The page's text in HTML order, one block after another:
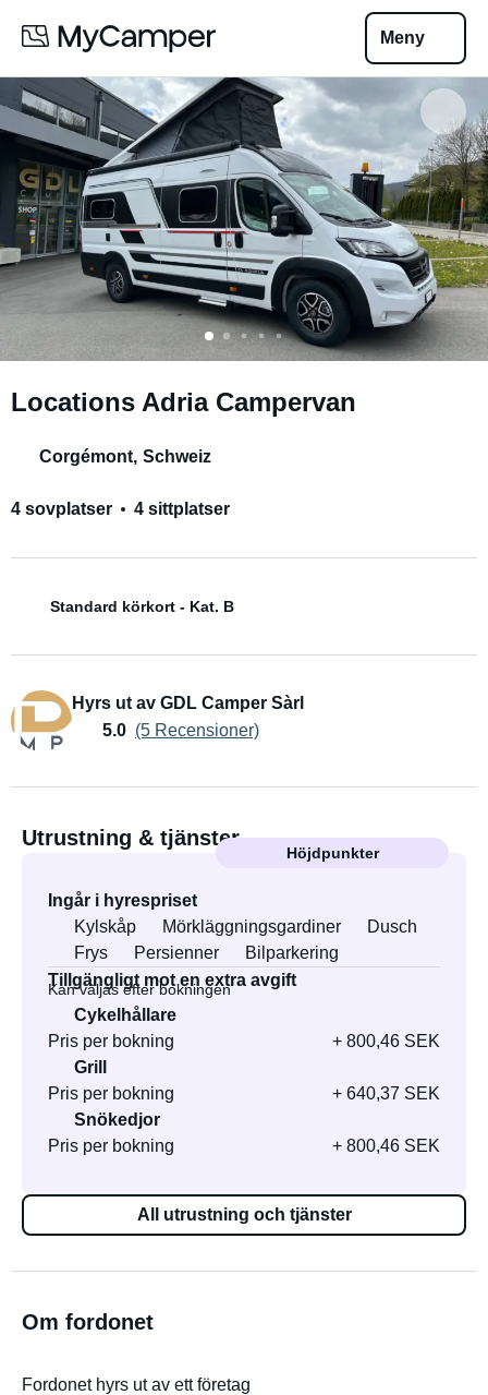
Meny
Locations Adria Campervan
Corgémont, Schweiz
4 sovplatser 4 sittplatser
Standard körkort - Kat. B
Hyrs ut av GDL Camper Sàrl
5.0 (5 Recensioner)
Utrustning & tjänster
Höjdpunkter
Ingår i hyrespriset
Kylskåp
Mörkläggningsgardiner
Dusch
Frys
Persienner
Bilparkering
Tillgängligt mot en extra avgift
Kan väljas efter bokningen
Cykelhållare
Pris per bokning
+ 800,46 SEK
Grill
Pris per bokning
+ 640,37 SEK
Snökedjor
Pris per bokning
+ 800,46 SEK
All utrustning och tjänster
Om fordonet
Fordonet hyrs ut av ett företag